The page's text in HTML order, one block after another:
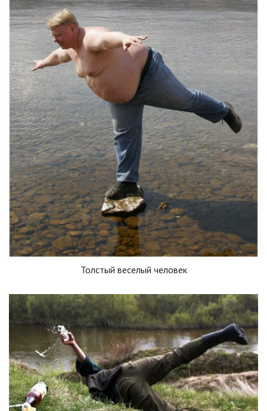
Толстый веселый человек